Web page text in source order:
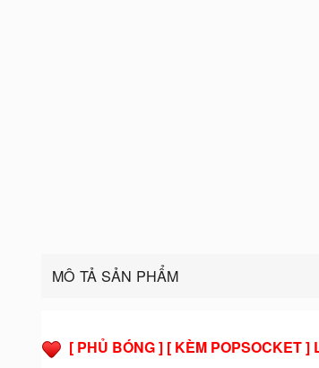
MÔ TẢ SẢN PHẨM
[ PHỦ BÓNG ] [ KÈM POPSOCKET